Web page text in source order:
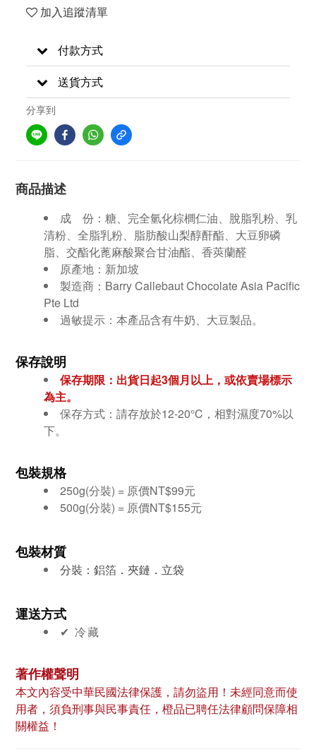
加入追蹤清單
付款方式
送貨方式
分享到
商品描述
成 份：糖、完全氫化棕櫚仁油、脫脂乳粉、乳
清粉、全脂乳粉、脂肪酸山梨醇酐酯、大豆卵磷
脂、交酯化蓖麻酸聚合甘油酯、香莢蘭醛
原產地：新加坡
製造商：Barry Callebaut Chocolate Asia Pacific
Pte Ltd
過敏提示： 本產品含有牛奶、大豆製品。
保存說明
保存期限：出貨日起3個月以上，或依賣場標示
為主。
保存方式：請存放於12-20°C，相對濕度70%以
下。
包裝規格
250g(分裝) = 原價NT$99元
500g(分裝) = 原價NT$155元
包裝材質
分裝：鋁箔．夾鏈．立袋
運送方式
✔︎ 冷藏
著作權聲明
本文內容受中華民國法律保護，請勿盜用！未經同意而使
用者，須負刑事與民事責任，橙品已聘任法律顧問保障相
關權益！